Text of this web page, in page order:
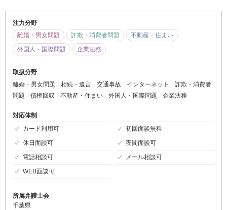
注力分野
離婚・男女問題
詐欺・消費者問題
不動産・住まい
外国人・国際問題
企業法務
取扱分野
離婚・男女問題
相続・遺言 交通事故 インターネット
詐欺・消費者
問題
債権回収 不動産・住まい 外国人・国際問題 企業法務
対応体制
カード利用可
初回面談無料
休日面談可
夜間面談可
電話相談可
メール相談可
WEB面談可
所属弁護士会
千葉県